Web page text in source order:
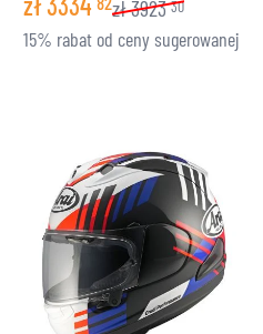
zł3923 30
15% rabat od ceny sugerowanej